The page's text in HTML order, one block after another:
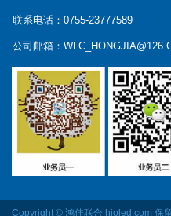
联系电话：0755-23777589
公司邮箱：
Copyright © 鸿佳联合 hjoled.com 保